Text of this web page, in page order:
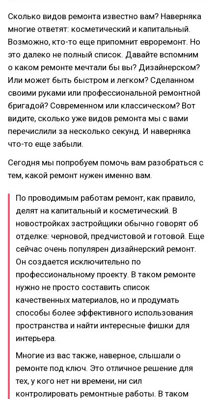
Сколько видов ремонта известно вам? Наверняка
многие ответят: косметический и капитальный.
Возможно, кто-то еще припомнит евроремонт. Но
это далеко не полный список. Давайте вспомним
о каком ремонте мечтали бы вы? Дизайнерском?
Или может быть быстром и легком? Сделанном
своими руками или профессиональной ремонтной
бригадой? Современном или классическом? Вот
видите, сколько уже видов ремонта мы с вами
перечислили за несколько секунд. И наверняка
что-то еще забыли.
Сегодня мы попробуем помочь вам разобраться с
тем, какой ремонт нужен именно вам.
По проводимым работам ремонт, как правило,
делят на капитальный и косметический. В
новостройках застройщики обычно говорят об
отделке: черновой, предчистовой и готовой. Еще
сейчас очень популярен дизайнерский ремонт.
Он создается исключительно по
профессиональному проекту. В таком ремонте
нужно не просто составить список
качественных материалов, но и продумать
способы более эффективного использования
пространства и найти интересные фишки для
интерьера.
Многие из вас также, наверное, слышали о
ремонте под ключ. Это отличное решение для
тех, у кого нет ни времени, ни сил
контролировать ремонтные работы. В таком